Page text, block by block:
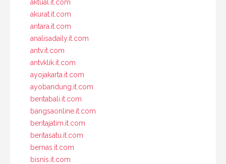
aktual.it.com
akurat.it.com
antara.it.com
analisadaily.it.com
antv.it.com
antvklik.it.com
ayojakarta.it.com
ayobandung.it.com
beritabali.it.com
bangsaonline.it.com
beritajatim.it.com
beritasatu.it.com
bernas.it.com
bisnis.it.com